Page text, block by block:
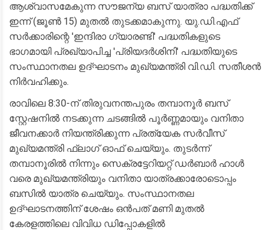
ആശ്വാസമേകുന്ന സൗജന്യ ബസ് യാത്രാ പദ്ധതിക്ക്
ഇന്ന് (ജൂൺ 15) മുതൽ തുടക്കമാകുന്നു. യു.ഡി.എഫ്
സർക്കാരിന്റെ 'ഇന്ദിരാ ഗ്യാരണ്ടി' പദ്ധതികളുടെ
ഭാഗമായി പ്രഖ്യാപിച്ച 'പ്രിയദർശിനി' പദ്ധതിയുടെ
സംസ്ഥാനതല ഉദ്ഘാടനം മുഖ്യമന്ത്രി വി.ഡി. സതീശൻ
നിർവഹിക്കും.
​രാവിലെ 8:30-ന് തിരുവനന്തപുരം തമ്പാനൂർ ബസ്
സ്റ്റേഷനിൽ നടക്കുന്ന ചടങ്ങിൽ പൂർണ്ണമായും വനിതാ
ജീവനക്കാർ നിയന്ത്രിക്കുന്ന പ്രത്യേക സർവീസ്
മുഖ്യമന്ത്രി ഫ്ലാഗ് ഓഫ് ചെയ്യും. തുടർന്ന്
തമ്പാനൂരിൽ നിന്നും സെക്രട്ടേറിയറ്റ് ഡർബാർ ഹാൾ
വരെ മുഖ്യമന്ത്രിയും വനിതാ യാത്രക്കാരോടൊപ്പം
ബസിൽ യാത്ര ചെയ്യും. സംസ്ഥാനതല
ഉദ്ഘാടനത്തിന് ശേഷം ഒൻപത് മണി മുതൽ
കേരളത്തിലെ വിവിധ ഡിപ്പോകളിൽ